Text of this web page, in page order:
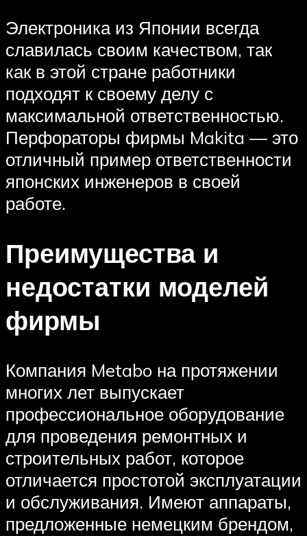
Электроника из Японии всегда
славилась своим качеством, так
как в этой стране работники
подходят к своему делу с
максимальной ответственностью.
Перфораторы фирмы Makita — это
отличный пример ответственности
японских инженеров в своей
работе.
Преимущества и
недостатки моделей
фирмы
Компания Metabo на протяжении
многих лет выпускает
профессиональное оборудование
для проведения ремонтных и
строительных работ, которое
отличается простотой эксплуатации
и обслуживания. Имеют аппараты,
предложенные немецким брендом,